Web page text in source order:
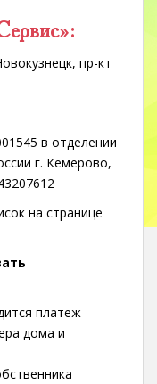
пр-кт
в отделении
г. Кемерово,
на странице
платеж
дома и